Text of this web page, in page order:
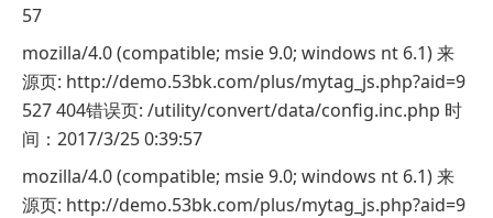
57
mozilla/4.0 (compatible; msie 9.0; windows nt 6.1) 来
源页: http://demo.53bk.com/plus/mytag_js.php?aid=9
527 404错误页: /utility/convert/data/config.inc.php 时
间：2017/3/25 0:39:57
mozilla/4.0 (compatible; msie 9.0; windows nt 6.1) 来
源页: http://demo.53bk.com/plus/mytag_js.php?aid=9